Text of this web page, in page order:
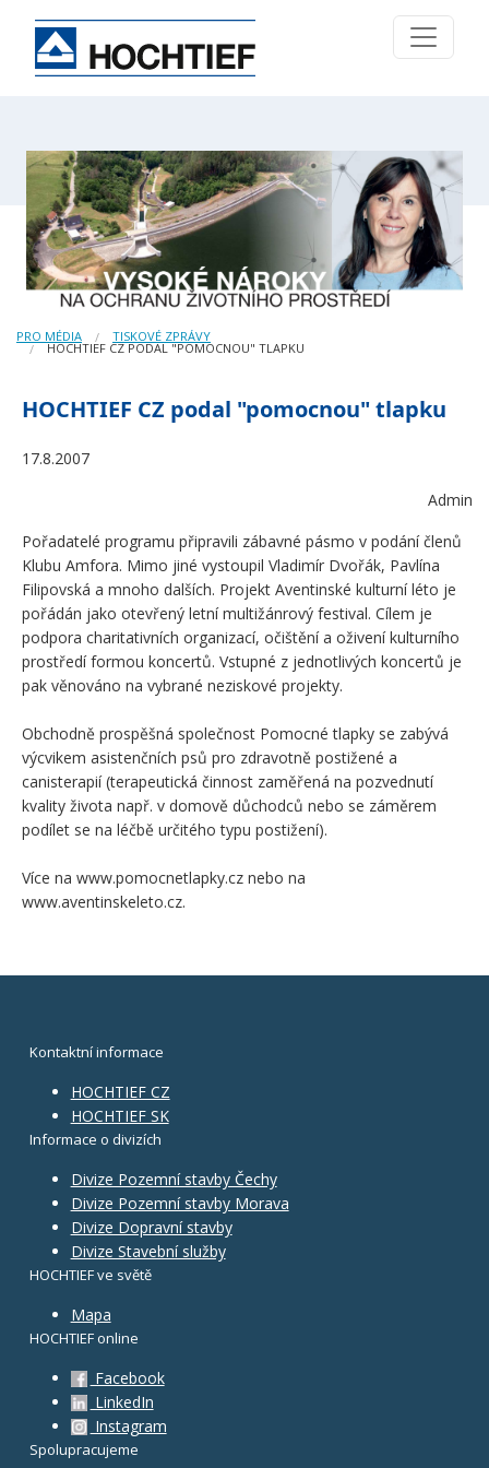
PRO MÉDIA TISKOVÉ ZPRÁVY
HOCHTIEF CZ PODAL "POMOCNOU" TLAPKU
HOCHTIEF CZ podal "pomocnou" tlapku
17.8.2007
Admin
Pořadatelé programu připravili zábavné pásmo v podání členů
Klubu Amfora. Mimo jiné vystoupil Vladimír Dvořák, Pavlína
Filipovská a mnoho dalších. Projekt Aventinské kulturní léto je
pořádán jako otevřený letní multižánrový festival. Cílem je
podpora charitativních organizací, očištění a oživení kulturního
prostředí formou koncertů. Vstupné z jednotlivých koncertů je
pak věnováno na vybrané neziskové projekty.
Obchodně prospěšná společnost Pomocné tlapky se zabývá
výcvikem asistenčních psů pro zdravotně postižené a
canisterapií (terapeutická činnost zaměřená na pozvednutí
kvality života např. v domově důchodců nebo se záměrem
podílet se na léčbě určitého typu postižení).
Více na www.pomocnetlapky.cz nebo na
www.aventinskeleto.cz.
Kontaktní informace
HOCHTIEF CZ
HOCHTIEF SK
Informace o divizích
Divize Pozemní stavby Čechy
Divize Pozemní stavby Morava
Divize Dopravní stavby
Divize Stavební služby
HOCHTIEF ve světě
Mapa
HOCHTIEF online
Facebook
LinkedIn
Instagram
Spolupracujeme